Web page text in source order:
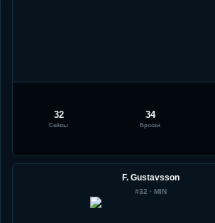
32
Сейвы
34
Броски
F. Gustavsson
#32 · MIN